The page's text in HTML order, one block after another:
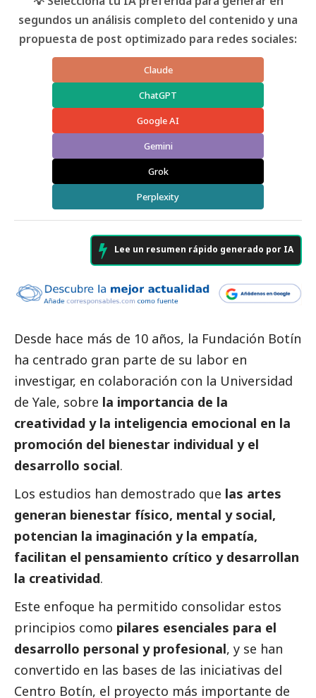
segundos un análisis completo del contenido y una
propuesta de post optimizado para redes sociales:
Claude
ChatGPT
Google AI
Gemini
Grok
Perplexity
Lee un resumen rápido generado por IA
Desde hace más de 10 años, la Fundación Botín
ha centrado gran parte de su labor en
investigar, en colaboración con la Universidad
de Yale, sobre la importancia de la
creatividad y la inteligencia emocional en la
promoción del bienestar individual y el
desarrollo social.
Los estudios han demostrado que las artes
generan bienestar físico, mental y social,
potencian la imaginación y la empatía,
facilitan el pensamiento crítico y desarrollan
la creatividad.
Este enfoque ha permitido consolidar estos
principios como pilares esenciales para el
desarrollo personal y profesional, y se han
convertido en las bases de las iniciativas del
Centro Botín, el proyecto más importante de